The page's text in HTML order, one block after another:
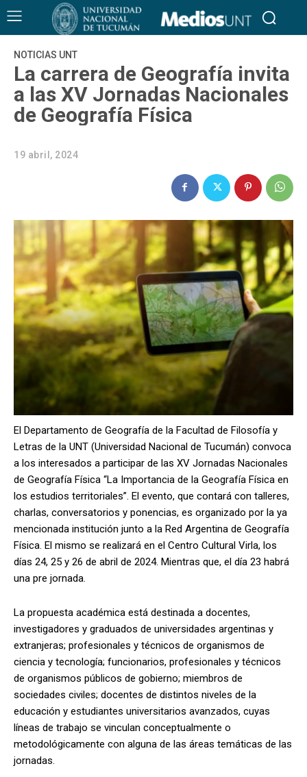
NOTICIAS UNT
La carrera de Geografía invita
a las XV Jornadas Nacionales
de Geografía Física
19 abril, 2024
El Departamento de Geografía de la Facultad de Filosofía y
Letras de la UNT (Universidad Nacional de Tucumán) convoca
a los interesados a participar de las XV Jornadas Nacionales
de Geografía Física “La Importancia de la Geografía Física en
los estudios territoriales”. El evento, que contará con talleres,
charlas, conversatorios y ponencias, es organizado por la ya
mencionada institución junto a la Red Argentina de Geografía
Física. El mismo se realizará en el Centro Cultural Virla, los
días 24, 25 y 26 de abril de 2024. Mientras que, el día 23 habrá
una pre jornada.
La propuesta académica está destinada a docentes,
investigadores y graduados de universidades argentinas y
extranjeras; profesionales y técnicos de organismos de
ciencia y tecnología; funcionarios, profesionales y técnicos
de organismos públicos de gobierno; miembros de
sociedades civiles; docentes de distintos niveles de la
educación y estudiantes universitarios avanzados, cuyas
líneas de trabajo se vinculan conceptualmente o
metodológicamente con alguna de las áreas temáticas de las
jornadas.